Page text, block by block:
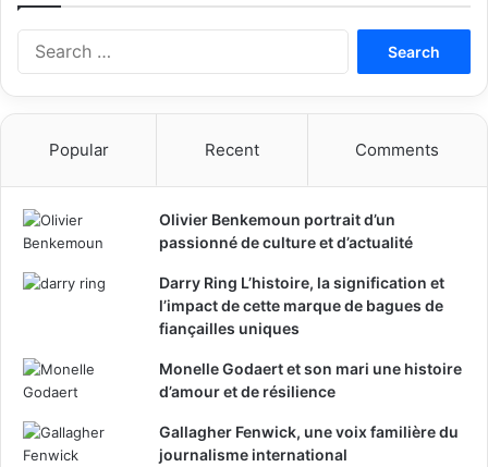
Popular Recent Comments
Olivier Benkemoun portrait d’un
passionné de culture et d’actualité
Darry Ring L’histoire, la signification et
l’impact de cette marque de bagues de
fiançailles uniques
Monelle Godaert et son mari une histoire
d’amour et de résilience
Gallagher Fenwick, une voix familière du
journalisme international